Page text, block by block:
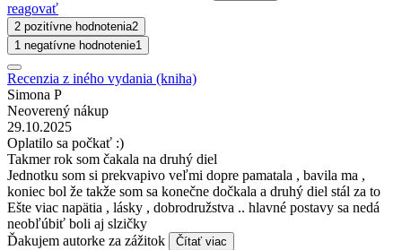
reagovať
2 pozitívne hodnotenia2
1 negatívne hodnotenie1
Recenzia z iného vydania (kniha)
Simona P
Neoverený nákup
29.10.2025
Oplatilo sa počkať :)
Takmer rok som čakala na druhý diel
Jednotku som si prekvapivo veľmi dopre pamatala , bavila ma ,
koniec bol že takže som sa konečne dočkala a druhý diel stál za to
Ešte viac napätia , lásky , dobrodružstva .. hlavné postavy sa nedá
neobľúbiť boli aj slzičky
Ďakujem autorke za zážitok
Čítať viac